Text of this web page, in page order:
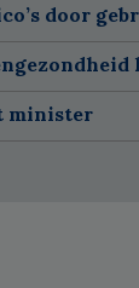
door
minister